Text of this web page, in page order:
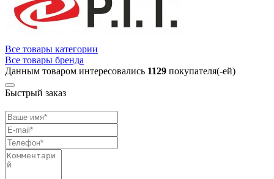
Все товары категории
Все товары бренда
Данным товаром интересовались 1129 покупателя(-ей)
Быстрый заказ